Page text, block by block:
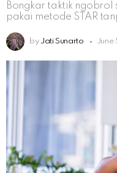
Bongkar taktik ngobrol
pakai metode STAR
by Jati Sunarto June